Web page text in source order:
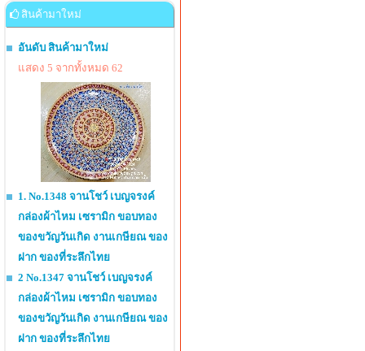
สินค้ามาใหม่
อันดับ สินค้ามาใหม่
แสดง 5 จากทั้งหมด 62
1. No.1348 จานโชว์ เบญจรงค์
กล่องผ้าไหม เซรามิก ขอบทอง
ของขวัญวันเกิด งานเกษียณ ของ
ฝาก ของที่ระลึกไทย
2 No.1347 จานโชว์ เบญจรงค์
กล่องผ้าไหม เซรามิก ขอบทอง
ของขวัญวันเกิด งานเกษียณ ของ
ฝาก ของที่ระลึกไทย